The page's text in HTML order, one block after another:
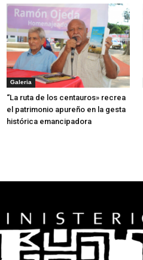
Galeria
“La ruta de los centauros» recrea
el patrimonio apureño en la gesta
histórica emancipadora